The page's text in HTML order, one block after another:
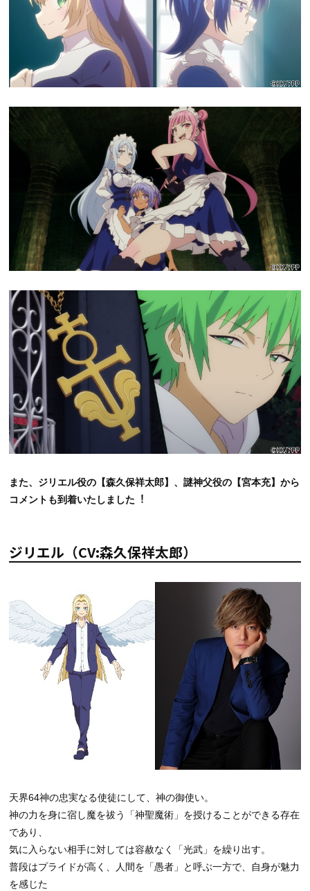
また、ジリエル役の【森久保祥太郎】、謎神父役の【宮本充】から
コメントも到着いたしました︕
ジリエル（CV:森久保祥太郎）
天界64神の忠実なる使徒にして、神の御使い。
神の力を身に宿し魔を祓う「神聖魔術」を授けることができる存在
であり、
気に入らない相手に対しては容赦なく「光武」を繰り出す。
普段はプライドが高く、人間を「愚者」と呼ぶ一方で、自身が魅力
を感じた